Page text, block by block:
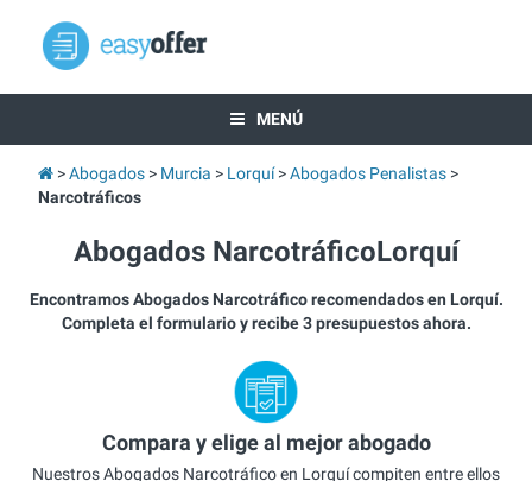
MENÚ
Abogados Murcia Lorquí
Abogados Penalistas
Narcotráficos
Abogados NarcotráficoLorquí
Encontramos Abogados Narcotráfico recomendados en Lorquí.
Completa el formulario y recibe 3 presupuestos ahora.
Compara y elige al mejor abogado
Nuestros Abogados Narcotráfico en Lorquí compiten entre ellos